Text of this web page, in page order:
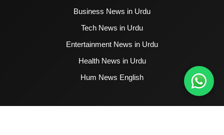
Business News in Urdu
Tech News in Urdu
Entertainment News in Urdu
Health News in Urdu
Hum News English